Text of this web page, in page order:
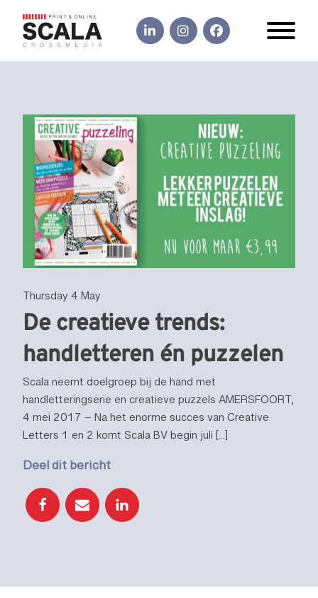
Thursday 4 May
De creatieve trends:
handletteren én puzzelen
Scala neemt doelgroep bij de hand met
handletteringserie en creatieve puzzels AMERSFOORT,
4 mei 2017 – Na het enorme succes van Creative
Letters 1 en 2 komt Scala BV begin juli […]
Deel dit bericht